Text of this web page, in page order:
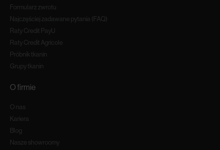
Formularz zwrotu
Najczęściej zadawane pytania (FAQ)
Raty Credit PayU
Raty Credit Agricole
Próbnik tkanin
Grupy tkanin
O firmie
O nas
Kariera
Blog
Nasze showroomy